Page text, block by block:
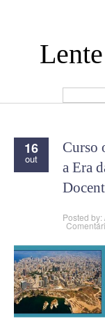
16
out
Curso
a Era
Posted by: